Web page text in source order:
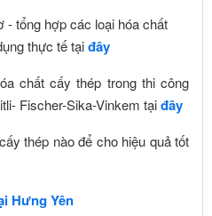
- tổng hợp các loại hóa chất
thực tế tạiđây
chất cấy thép trong thi công
Fischer-Sika-Vinkem tạiđây
thép nào để cho hiệu quả tốt
Hưng Yên